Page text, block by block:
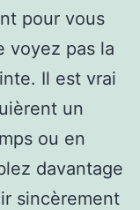
pour vous
voyez pas la
Il est vrai
un
ou en
davantage
sincèrement